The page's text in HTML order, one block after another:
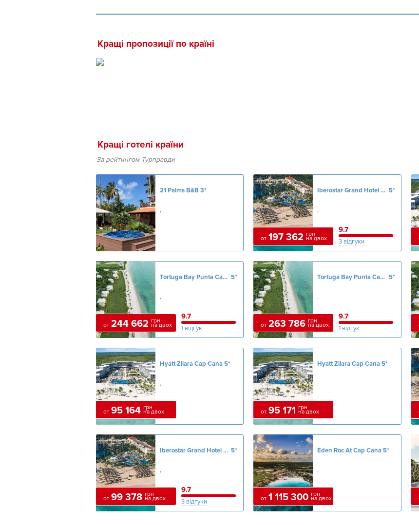
Кращі пропозиції по країні
Кращі готелі країни
За рейтингом Турправди
21 Palms B&B 3*
,
от 197 362 грн
на двох
Iberostar Grand Hotel Bavaro 5*
,
9.7
3 відгуки
от 244 662 грн
на двох
Tortuga Bay Punta Cana 5*
,
9.7
1 відгук от 263 786 грн
на двох
Tortuga Bay Punta Cana 5*
,
9.7
1 відгук
от 95 164 грн
на двох
Hyatt Zilara Cap Cana 5*
,
от 95 171 грн
на двох
Hyatt Zilara Cap Cana5*
,
от 99 378 грн
на двох
Iberostar Grand Hotel Bavaro 5*
,
9.7
3 відгуки от 1 115 300 грн
на двох
Eden Roc At Cap Cana5*
,